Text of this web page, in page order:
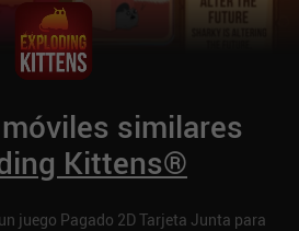
similares
Kittens®
juego Pagado 2D Tarjeta Junta para